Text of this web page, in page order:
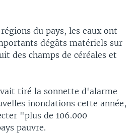
du pays, les eaux ont
dégâts matériels sur
des champs de céréales et
tiré la sonnette d'alarme
inondations cette année,
"plus de 106.000
pauvre.